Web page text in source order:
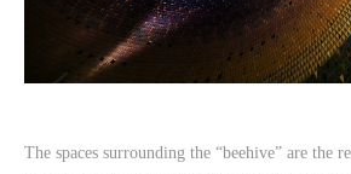
The spaces surrounding the “beehive” are the